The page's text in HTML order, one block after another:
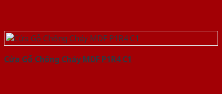
Cửa Gỗ Chống Cháy MDF P1R4 C1